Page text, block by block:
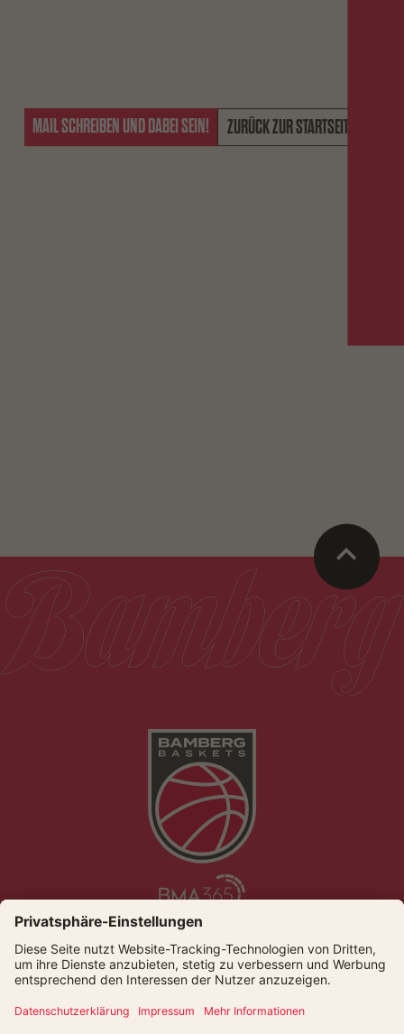
MAIL SCHREIBEN UND DABEI SEIN! ZURÜCK ZUR STARTSEITE
Die Bamberg Baskets live und auf Abruf bei Dyn
© Bamberger Basketball GmbH
Presse
Datenschutz